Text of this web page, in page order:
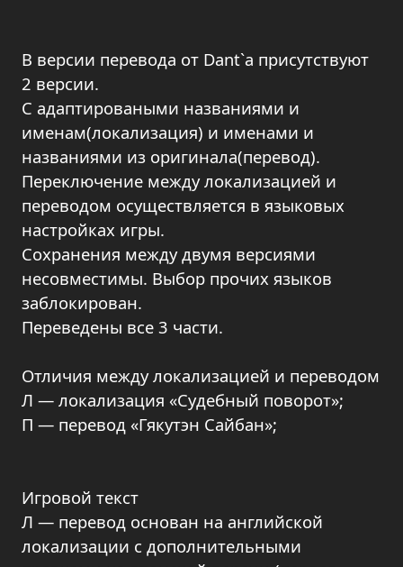
В версии перевода от Dant`a присутствуют
2 версии.
С адаптироваными названиями и
именам(локализация) и именами и
названиями из оригинала(перевод).
Переключение между локализацией и
переводом осуществляется в языковых
настройках игры.
Сохранения между двумя версиями
несовместимы. Выбор прочих языков
заблокирован.
Переведены все 3 части.
Отличия между локализацией и переводом
Л — локализация «Судебный поворот»;
П — перевод «Гякутэн Сайбан»;
Игровой текст
Л — перевод основан на английской
локализации с дополнительными